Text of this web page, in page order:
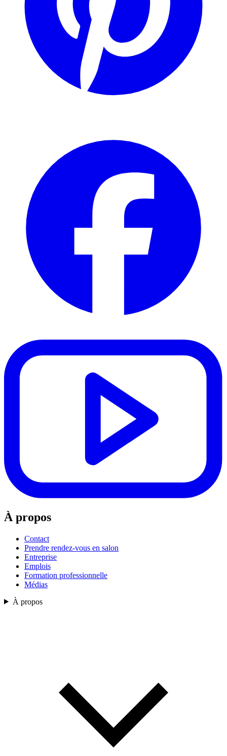
À propos
Contact
Prendre rendez-vous en salon
Entreprise
Emplois
Formation professionnelle
Médias
À propos